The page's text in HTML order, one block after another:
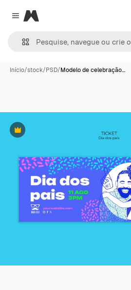
Close menu
Magnific
Início/stock/PSD/Modelo de celebração…
Premium